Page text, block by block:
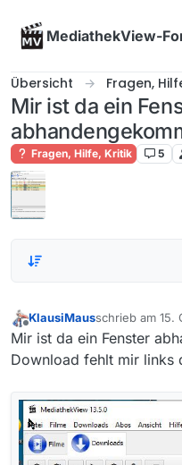
MediathekView-
Übersicht Fragen,
Mir ist da ein
Fragen, Hilfe, Kritik 5
Offline
KlausiMausschrieb am 15.
zuletzt editiert
Mir ist da ein Fenster
Download fehlt mir links